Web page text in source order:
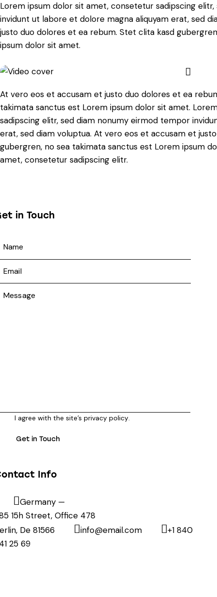
Lorem ipsum dolor sit amet, consetetur sadipscing
invidunt ut labore et dolore magna aliquyam erat, sed
justo duo dolores et ea rebum. Stet clita kasd
ipsum dolor sit amet.
At vero eos et accusam et justo duo dolores et ea
takimata sanctus est Lorem ipsum dolor sit amet.
sadipscing elitr, sed diam nonumy eirmod tempor
erat, sed diam voluptua. At vero eos et accusam et
gubergren, no sea takimata sanctus est Lorem ipsum
amet, consetetur sadipscing elitr.
in Touch
I agree with the site’sprivacy policy.
Info
Germany —
15h Street, Office 478
De 81566
info@email.com
+1 840
25 69